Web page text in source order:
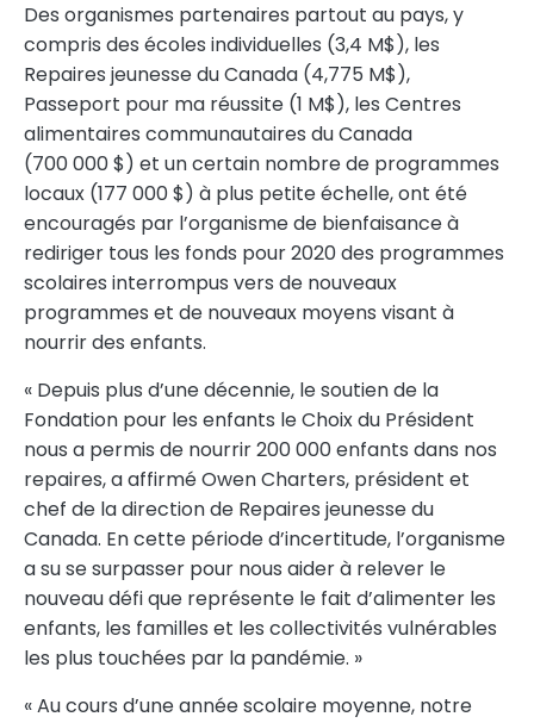
Des organismes partenaires partout au pays, y
compris des écoles individuelles (3,4 M$), les
Repaires jeunesse duCanada (4,775 M$),
Passeport pour ma réussite (1 M$), les Centres
alimentaires communautaires duCanada
(700 000 $) et un certain nombre de programmes
locaux (177 000 $) à plus petite échelle, ont été
encouragés par l’organisme de bienfaisance à
rediriger tous les fonds pour 2020 des programmes
scolaires interrompus vers de nouveaux
programmes et de nouveaux moyens visant à
nourrir des enfants.
« Depuis plus d’une décennie, le soutien de la
Fondation pour les enfants le Choix du Président
nous a permis de nourrir 200 000 enfants dans nos
repaires, a affirmé Owen Charters, président et
chef de la direction de Repaires jeunesse du
Canada. En cette période d’incertitude, l’organisme
a su se surpasser pour nous aider à relever le
nouveau défi que représente le fait d’alimenter les
enfants, les familles et les collectivités vulnérables
les plus touchées par la pandémie. »
« Au cours d’une année scolaire moyenne, notre